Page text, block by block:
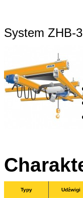
System ZHB-3
Typy Udźwigi